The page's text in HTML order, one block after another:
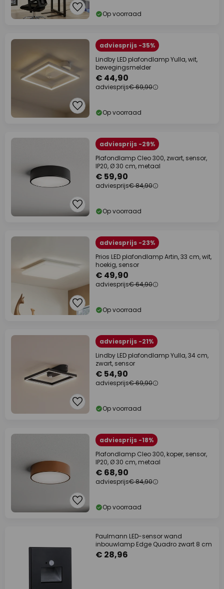
Op voorraad
adviesprijs -35%
Lindby LED plafondlamp Yulla, wit,
bewegingsmelder
€ 44,90
adviesprijs€ 69,90
Op voorraad
adviesprijs -29%
Plafondlamp Cleo 300, zwart, sensor,
IP20, Ø 30 cm, metaal
€ 59,90
adviesprijs€ 84,90
Op voorraad
adviesprijs -23%
Prios LED plafondlamp Artin, 33 cm, wit,
hoekig, sensor
€ 49,90
adviesprijs€ 64,90
Op voorraad
adviesprijs -21%
Lindby LED plafondlamp Yulla, 34 cm,
zwart, sensor
€ 54,90
adviesprijs€ 69,90
Op voorraad
adviesprijs -18%
Plafondlamp Cleo 300, koper, sensor,
IP20, Ø 30 cm, metaal
€ 68,90
adviesprijs€ 84,90
Op voorraad
Paulmann LED-sensor wand
inbouwlamp Edge Quadro zwart 8 cm
€ 28,96